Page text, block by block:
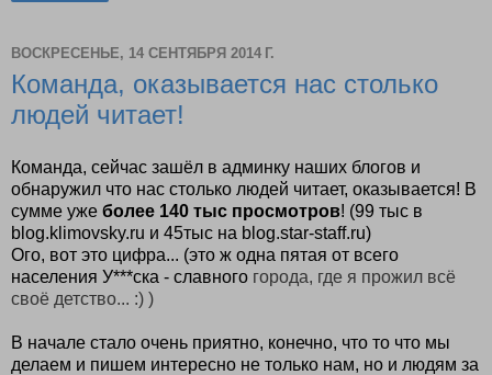
ВОСКРЕСЕНЬЕ, 14 СЕНТЯБРЯ 2014 Г.
Команда, оказывается нас столько
людей читает!
Команда, сейчас зашёл в админку наших блогов и
обнаружил что нас столько людей читает, оказывается! В
сумме уже более 140 тыс просмотров! (99 тыс в
blog.klimovsky.ru и 45тыс на blog.star-staff.ru)
Ого, вот это цифра... (это ж одна пятая от всего
населения У***ска - славного города, где я прожил всё
своё детство... :) )
В начале стало очень приятно, конечно, что то что мы
делаем и пишем интересно не только нам, но и людям за